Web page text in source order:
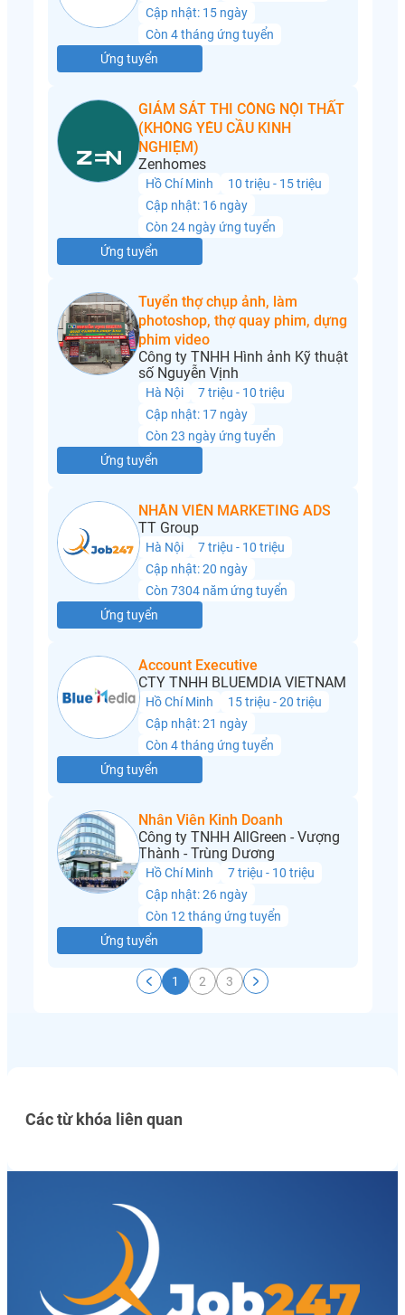
Cập nhật: 15 ngày
Còn 4 tháng ứng tuyển
Ứng tuyển
GIÁM SÁT THI CÔNG NỘI THẤT
(KHÔNG YÊU CẦU KINH
NGHIỆM)
Zenhomes
Hồ Chí Minh
10 triệu - 15 triệu
Cập nhật: 16 ngày
Còn 24 ngày ứng tuyển
Ứng tuyển
Tuyển thợ chụp ảnh, làm
photoshop, thợ quay phim, dựng
phim video
Công ty TNHH Hình ảnh Kỹ thuật
số Nguyễn Vịnh
Hà Nội
7 triệu - 10 triệu
Cập nhật: 17 ngày
Còn 23 ngày ứng tuyển
Ứng tuyển
NHÂN VIÊN MARKETING ADS
TT Group
Hà Nội
7 triệu - 10 triệu
Cập nhật: 20 ngày
Còn 7304 năm ứng tuyển
Ứng tuyển
Account Executive
CTY TNHH BLUEMDIA VIETNAM
Hồ Chí Minh
15 triệu - 20 triệu
Cập nhật: 21 ngày
Còn 4 tháng ứng tuyển
Ứng tuyển
Nhân Viên Kinh Doanh
Công ty TNHH AllGreen - Vượng
Thành - Trùng Dương
Hồ Chí Minh
7 triệu - 10 triệu
Cập nhật: 26 ngày
Còn 12 tháng ứng tuyển
Ứng tuyển
1 2 3
Các từ khóa liên quan